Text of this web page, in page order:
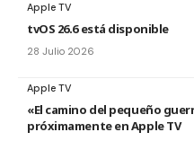
Apple TV
tvOS 26.6 está disponible
28 Julio 2026
Apple TV
«El camino del pequeño
próximamente en Apple TV